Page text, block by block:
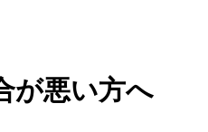
が悪い方へ